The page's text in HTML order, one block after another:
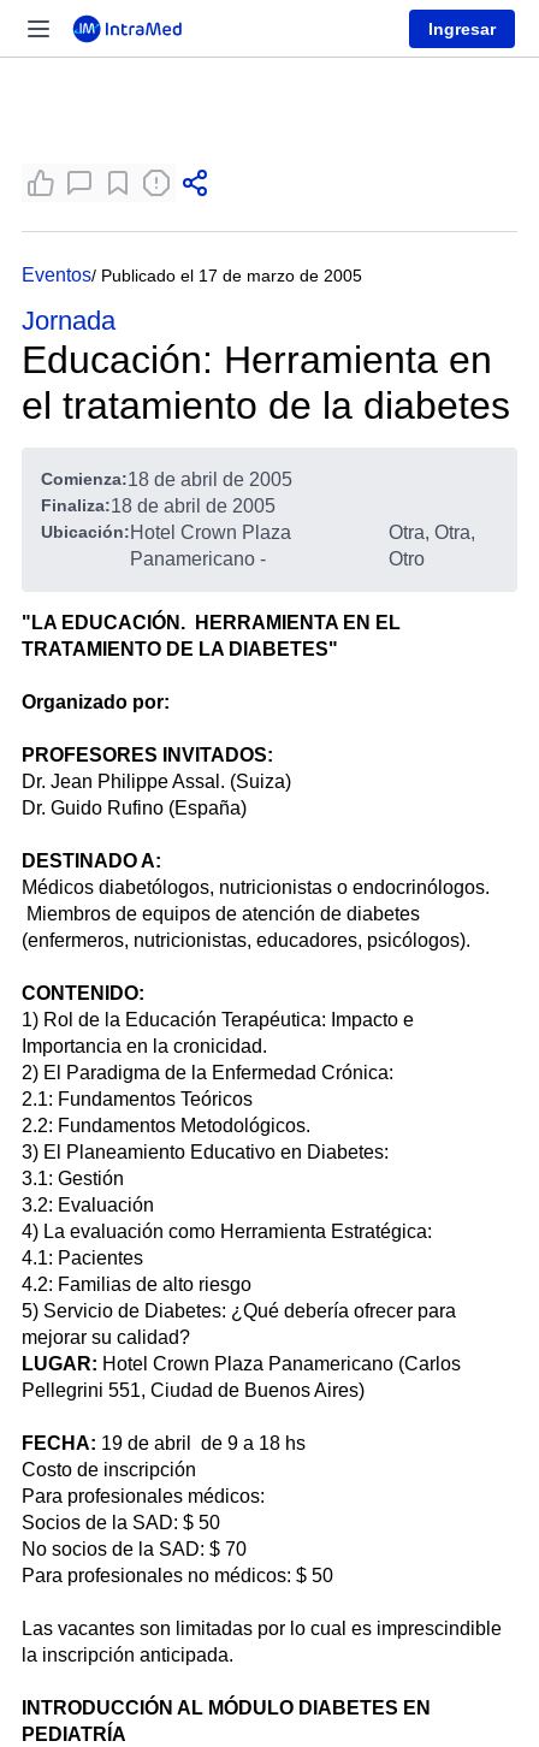
Ingresar
Eventos/ Publicado el 17 de marzo de 2005
Jornada
Educación: Herramienta en
el tratamiento de la diabetes
Comienza:18 de abril de 2005
Finaliza:18 de abril de 2005
Ubicación:Hotel Crown Plaza
Panamericano -
Otra, Otra,
Otro
"LA EDUCACIÓN. HERRAMIENTA EN EL
TRATAMIENTO DE LA DIABETES"
Organizado por:
PROFESORES INVITADOS:
Dr. Jean Philippe Assal. (Suiza)
Dr. Guido Rufino (España)
DESTINADO A:
Médicos diabetólogos, nutricionistas o endocrinólogos.
Miembros de equipos de atención de diabetes
(enfermeros, nutricionistas, educadores, psicólogos).
CONTENIDO:
1) Rol de la Educación Terapéutica: Impacto e
Importancia en la cronicidad.
2) El Paradigma de la Enfermedad Crónica:
2.1: Fundamentos Teóricos
2.2: Fundamentos Metodológicos.
3) El Planeamiento Educativo en Diabetes:
3.1: Gestión
3.2: Evaluación
4) La evaluación como Herramienta Estratégica:
4.1: Pacientes
4.2: Familias de alto riesgo
5) Servicio de Diabetes: ¿Qué debería ofrecer para
mejorar su calidad?
LUGAR: Hotel Crown Plaza Panamericano (Carlos
Pellegrini 551, Ciudad de Buenos Aires)
FECHA: 19 de abril de 9 a 18 hs
Costo de inscripción
Para profesionales médicos:
Socios de la SAD: $ 50
No socios de la SAD: $ 70
Para profesionales no médicos: $ 50
Las vacantes son limitadas por lo cual es imprescindible
la inscripción anticipada.
INTRODUCCIÓN AL MÓDULO DIABETES EN
PEDIATRÍA